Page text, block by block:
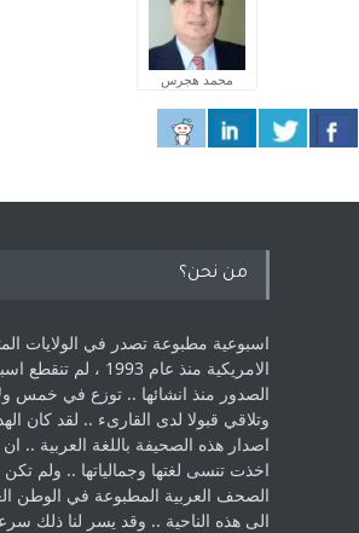
محمد هجرس
من نحن؟
اسبوعية مطبوعة تصدر في الولايات
الامريكية منذ عام 1993
الصدور منذ انشائها .. توزع في خمس
‏وتلاقي قبولا لدى القارىء ..‏ لقد كان
اصدار هذه الصحيفة باللغة العربية .. ان
اخذت ‏تنسى لغتها وجمالياتها .. ولم تكن
الصحف العربية المطبوعة في الوطن
الى هذه الناحية .. وقد يسر لنا ذلك